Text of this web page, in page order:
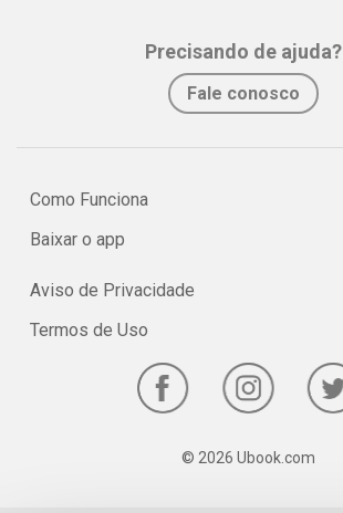
Precisando de ajuda?
Fale conosco
Como Funciona
Baixar o app
Aviso de Privacidade
Termos de Uso
© 2026 Ubook.com